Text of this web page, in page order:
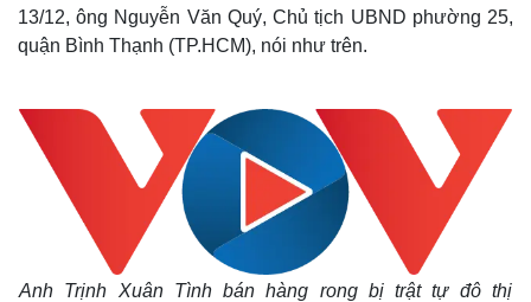
13/12, ông Nguyễn Văn Quý, Chủ tịch UBND phường 25,
quận Bình Thạnh (TP.HCM), nói như trên.
Anh Trịnh Xuân Tình bán hàng rong bị trật tự đô thị